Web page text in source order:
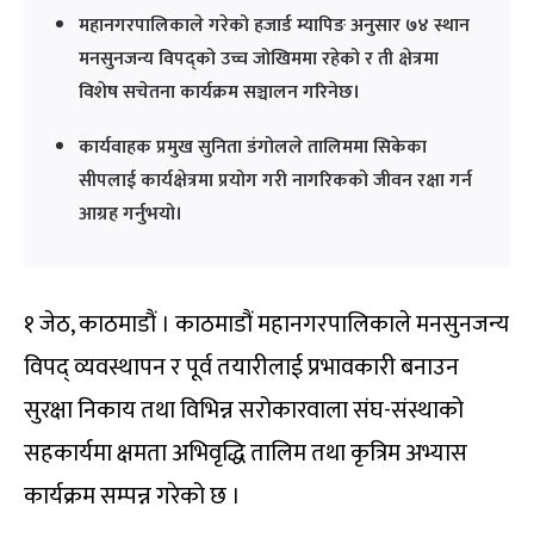
महानगरपालिकाले गरेको हजार्ड म्यापिङ अनुसार ७४ स्थान
मनसुनजन्य विपद्को उच्च जोखिममा रहेको र ती क्षेत्रमा
विशेष सचेतना कार्यक्रम सञ्चालन गरिनेछ।
कार्यवाहक प्रमुख सुनिता डंगोलले तालिममा सिकेका
सीपलाई कार्यक्षेत्रमा प्रयोग गरी नागरिकको जीवन रक्षा गर्न
आग्रह गर्नुभयो।
१ जेठ, काठमाडौं । काठमाडौं महानगरपालिकाले मनसुनजन्य
विपद् व्यवस्थापन र पूर्व तयारीलाई प्रभावकारी बनाउन
सुरक्षा निकाय तथा विभिन्न सरोकारवाला संघ-संस्थाको
सहकार्यमा क्षमता अभिवृद्धि तालिम तथा कृत्रिम अभ्यास
कार्यक्रम सम्पन्न गरेको छ ।